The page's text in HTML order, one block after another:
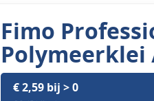
Fimo
€ 2,59 bij > 0